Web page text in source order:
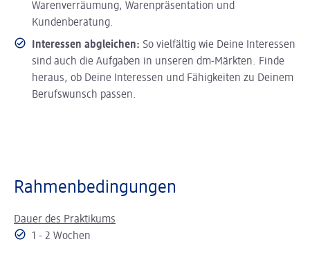
Warenverräumung, Warenpräsentation und
Kundenberatung.
Interessen abgleichen: So vielfältig wie Deine Interessen
sind auch die Aufgaben in unseren dm-Märkten. Finde
heraus, ob Deine Interessen und Fähigkeiten zu Deinem
Berufswunsch passen.
Rahmenbedingungen
Dauer des Praktikums
1 - 2 Wochen